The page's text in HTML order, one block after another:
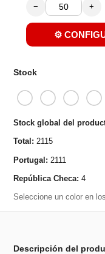
− +
⚙️
Stock
Stock global del
Total: 2115
Portugal: 2111
República Checa: 4
Seleccione un color en
Descripción del